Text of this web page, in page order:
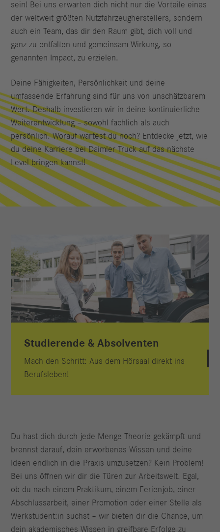
sein! Bei uns erwarten dich nicht nur die Vorteile eines
der weltweit größten Nutzfahrzeugherstellers, sondern
auch ein Team, das dir den Raum gibt, dich voll und
ganz zu entfalten und gemeinsam Wirkung, so
genannten Impact, zu erzielen.
Deine Fähigkeiten, Persönlichkeit und deine
umfassende Erfahrung sind für uns von unschätzbarem
Wert. Deshalb investieren wir in deine kontinuierliche
Weiterentwicklung – sowohl fachlich als auch
persönlich. Worauf wartest du noch? Entdecke jetzt, wie
du deine Karriere bei Daimler Truck auf das nächste
Level bringen kannst!
Studierende & Absolventen
Mach den Schritt: Aus dem Hörsaal direkt ins
Berufsleben!
Du hast dich durch jede Menge Theorie gekämpft und
brennst darauf, dein erworbenes Wissen und deine
Ideen endlich in die Praxis umzusetzen? Kein Problem!
Bei uns öffnen wir dir die Türen zur Arbeitswelt. Egal,
ob du nach einem Praktikum, einem Ferienjob, einer
Abschlussarbeit, einer Promotion oder einer Stelle als
Werkstudent:in suchst – wir bieten dir die Chance, um
dein akademisches Wissen in greifbare Erfolge zu